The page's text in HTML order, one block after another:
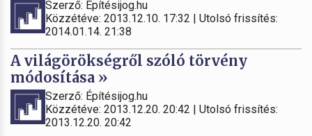
Szerző: Építésijog.hu
Közzétéve: 2013.12.10. 17:32 | Utolsó frissítés:
2014.01.14. 21:38
A világörökségről szóló törvény
módosítása »
Szerző: Építésijog.hu
Közzétéve: 2013.12.20. 20:42 | Utolsó frissítés:
2013.12.20. 20:42